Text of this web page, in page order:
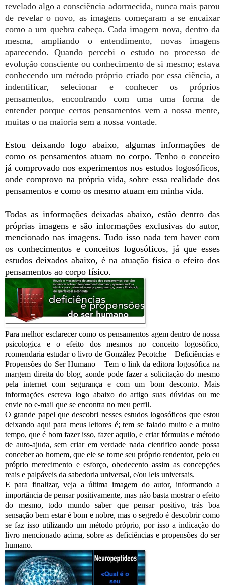
revelado algo a consciência adormecida, nunca mais parou
de revelar o novo, as imagens começaram a se encaixar
como a um quebra cabeça. Cada imagem nova, dentro da
mesma, ampliando o entendimento, novas imagens
aparecendo. Quando percebi o estudo no processo de
evolução consciente ou conhecimento de si mesmo; estava
conhecendo um método próprio criado por essa ciência, a
indentificar, selecionar e conhecer os próprios
pensamentos, encontrando com uma uma forma de
entender porque certos pensamentos vem a nossa mente,
muitas o na maioria sem a nossa vontade.
Estou deixando logo abaixo, algumas informações de
como os pensamentos atuam no corpo. Tenho o conceito
já comprovado nos experimentos nos estudos logosóficos,
onde comprovo na própria vida, sobre essa realidade dos
pensamentos e como os mesmo atuam em minha vida.
Todas as informações deixadas abaixo, estão dentro das
próprias imagens e são informações exclusivas do autor,
mencionado nas imagens. Tudo isso nada tem haver com
os conhecimentos e conceitos logosóficos, já que esses
estudos deixados abaixo, é na atuação física o efeito dos
pensamentos ao corpo físico.
Para melhor esclarecer como os pensamentos agem dentro de nossa
psicologica e o efeito dos mesmos no conceito logosófico,
rcomendaria estudar o livro de González Pecotche – Deficiências e
Propensões do Ser Humano – Tem o link da editora logosófica na
margem direita do blog, aonde pode fazer a solicitação do mesmo
pela internet com segurança e com um bom desconto. Mais
informações escreva logo abaixo do artigo suas dúvidas ou me
envie no e-mail que se encontra no meu perfil.
O grande papel que descobri nesses estudos logosóficos que estou
deixando aqui para meus leitores é; tem se falado muito e a muito
tempo, que é bom fazer isso, fazer aquilo, e criar fórmulas e método
de auto-ajuda, sem criar em verdade nada cientifico aonde possa
conceber ao homem, que ele se torne seu próprio rendentor, pelo eu
próprio merecimento e esforço, obedecento assim as concepções
reais e palpáveis da sabedoria universal, e/ou leis universais.
E para finalizar, veja a última imagem do autor, informando a
importância de pensar positivamente, mas não basta mostrar o efeito
do mesmo, todo mundo saber que pensar positivo, trás boa
sensação bem estar é bom e nobre, mas o segredo é descobrir como
se faz isso utilizando um método próprio, por isso a indicação do
livro mencionado acima, sobre as deficiências e propensões do ser
humano.